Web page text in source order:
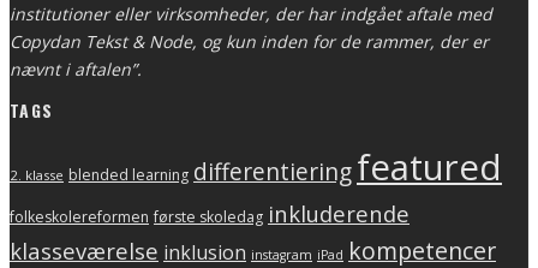
institutioner eller virksomheder, der har indgået aftale med
Copydan Tekst & Node, og kun inden for de rammer, der er
nævnt i aftalen”.
TAGS
2. klasse blended learning differentieringfeatured
folkeskolereformen første skoledag inkluderende
klasseværelse inklusion instagram iPad kompetencer